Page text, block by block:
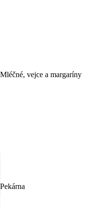
Mléčné, vejce a margaríny
Pekárna